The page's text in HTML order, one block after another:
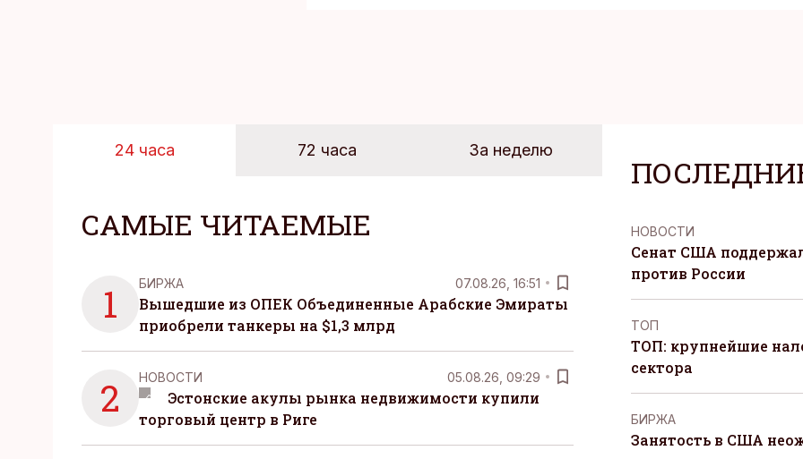
24 часа 72 часа За неделю
САМЫЕ ЧИТАЕМЫЕ
1 БИРЖА 07.08.26, 16:51
Вышедшие из ОПЕК Объединенные Арабские Эмираты
приобрели танкеры на $1,3 млрд
2 НОВОСТИ 05.08.26, 09:29
Эстонские акулы рынка недвижимости купили
торговый центр в Риге
НОВОСТИ
Сенат США
против России
ТОП
ТОП: крупнейшие
сектора
БИРЖА
Занятость в США